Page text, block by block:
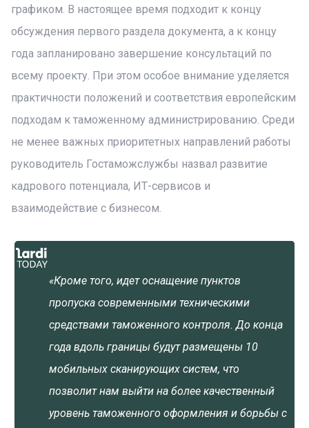
графиком. В настоящее время подходит к концу
обсуждения первого раздела документа, а к концу
года запланировано завершение консультаций по
всему проекту. При этом особое внимание уделяется
практичности положений и соответствия европейским
подходам к таможенному администрированию. Среди
не менее важных приоритетных направлений работы
руководитель Гостаможслужбы назвал развитие
кадрового потенциала, ИТ-сервисов и
взаимодействие с бизнесом.
«Кроме того, идет оснащение пунктов
пропуска современными техническими
средствами таможенного контроля. До конца
года вдоль границы будут размещены 10
мобильных сканирующих систем, что
позволит нам выйти на более качественный
уровень таможенного оформления и борьбы с